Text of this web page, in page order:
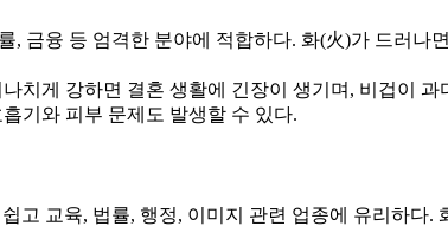
, 금융 등 엄격한 분야에 적합하다. 화(火)가 드러
치게 강하면 결혼 생활에 긴장이 생기며, 비겁이
기와 피부 문제도 발생할 수 있다.
고 교육, 법률, 행정, 이미지 관련 업종에 유리하다